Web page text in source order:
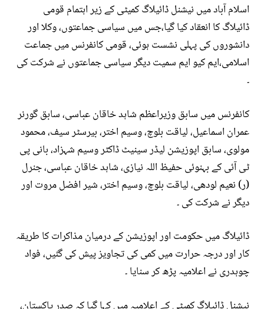
اسلام آباد میں نیشنل ڈائیلاگ کمیٹی کے زیر اہتمام قومی
ڈائیلاگ کا انعقاد کیا گیا،جس میں سیاسی جماعتوں، وکلا اور
دانشوروں کی پہلی نشست ہوئی، قومی کانفرنس میں جماعت
اسلامی،ایم کیو ایم سمیت دیگر سیاسی جماعتوں نے شرکت کی
۔
کانفرنس میں سابق وزیراعظم شاہد خاقان عباسی، سابق گورنر
عمران اسماعیل، لیاقت بلوچ، وسیم اختر، بیرسٹر سیف، محمود
مولوی، سابق اپوزیشن لیڈر سینیٹ ڈاکٹر وسیم شہزاد، بانی پی
ٹی آئی کے بہنوئی حفیظ اللہ نیازی، شاہد خاقان عباسی، جنرل
(ر) نعیم لودھی، لیاقت بلوچ، وسیم اختر، شیر افضل مروت اور
دیگر نے شرکت کی ۔
ڈائیلاگ میں حکومت اور اپوزیشن کے درمیان مذاکرات کا طریقہ
کار اور درجہ حرارت میں کمی کی تجاویز پیش کی گئیں، فواد
چوہدری نے اعلامیہ پڑھ کر سنایا ۔